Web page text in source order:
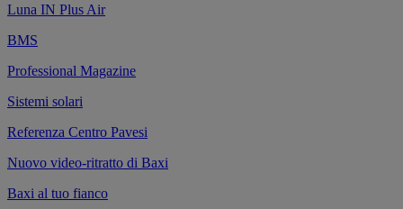
Luna IN Plus Air
BMS
Professional Magazine
Sistemi solari
Referenza Centro Pavesi
Nuovo video-ritratto di Baxi
Baxi al tuo fianco